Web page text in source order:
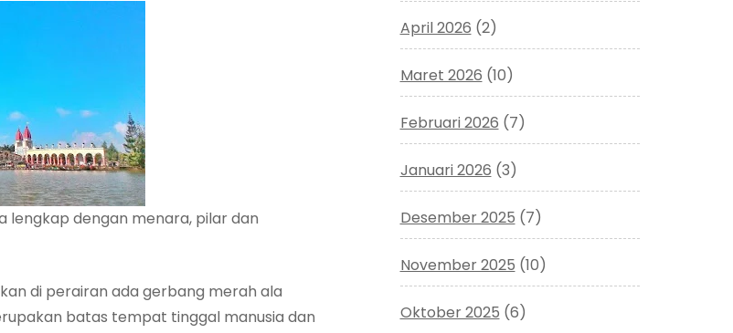
lengkap dengan menara, pilar dan
di perairan ada gerbang merah ala
batas tempat tinggal manusia dan
April 2026 (2)
Maret 2026 (10)
Februari 2026 (7)
Januari 2026 (3)
Desember 2025 (7)
November 2025 (10)
Oktober 2025 (6)